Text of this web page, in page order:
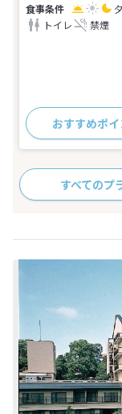
トイレ
禁煙
おすすめポ
すべてのプ